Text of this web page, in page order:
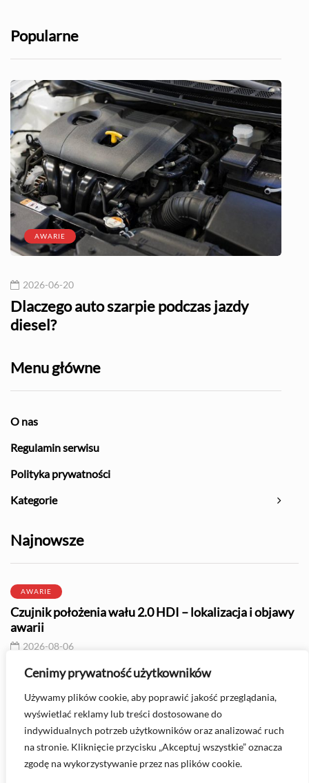
Cenimy prywatność użytkowników
Używamy plików cookie, aby poprawić jakość przeglądania,
wyświetlać reklamy lub treści dostosowane do
indywidualnych potrzeb użytkowników oraz analizować ruch
na stronie. Kliknięcie przycisku „Akceptuj wszystkie” oznacza
zgodę na wykorzystywanie przez nas plików cookie.
Popularne
AWARIE
2026-06-20
Dlaczego auto szarpie podczas jazdy
diesel?
Menu główne
O nas
Regulamin serwisu
Polityka prywatności
Kategorie
Najnowsze
AWARIE
Czujnik położenia wału 2.0 HDI – lokalizacja i objawy
awarii
2026-08-06
Olej 0W30 - do jakich silników jest zalecany?
2026-08-06
Masz pytanie? Skontaktuj się z nami -